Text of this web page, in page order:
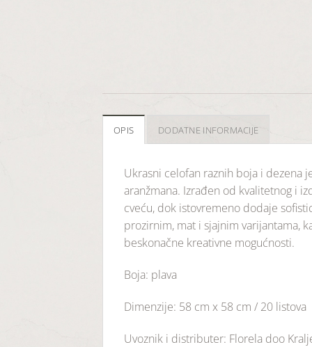
OPIS DODATNE INFORMACIJE
Ukrasni celofan raznih boja i dezena
aranžmana. Izrađen od kvalitetnog i
cveću, dok istovremeno dodaje
prozirnim, mat i sjajnim varijantama,
beskonačne kreativne mogućnosti.
Boja: plava
Dimenzije: 58 cm x 58 cm / 20 listova
Uvoznik i distributer: Florela doo